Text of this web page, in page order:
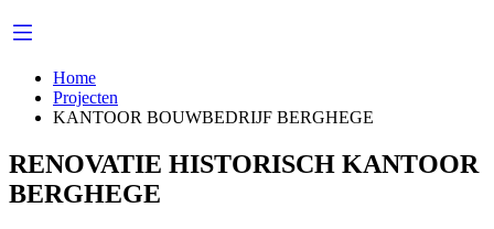
Home
Projecten
KANTOOR BOUWBEDRIJF BERGHEGE
RENOVATIE HISTORISCH KANTOOR
BERGHEGE